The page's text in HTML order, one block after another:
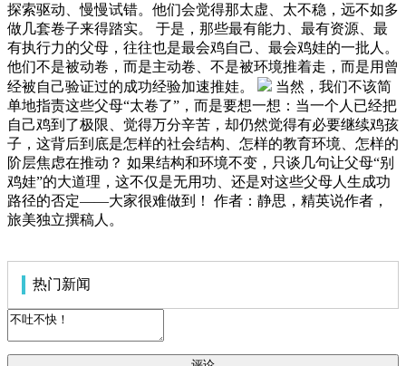
探索驱动、慢慢试错。他们会觉得那太虚、太不稳，远不如多
做几套卷子来得踏实。 于是，那些最有能力、最有资源、最
有执行力的父母，往往也是最会鸡自己、最会鸡娃的一批人。
他们不是被动卷，而是主动卷、不是被环境推着走，而是用曾
经被自己验证过的成功经验加速推娃。
当然，我们不该简
单地指责这些父母“太卷了”，而是要想一想：当一个人已经把
自己鸡到了极限、觉得万分辛苦，却仍然觉得有必要继续鸡孩
子，这背后到底是怎样的社会结构、怎样的教育环境、怎样的
阶层焦虑在推动？ 如果结构和环境不变，只谈几句让父母“别
鸡娃”的大道理，这不仅是无用功、还是对这些父母人生成功
路径的否定——大家很难做到！ 作者：静思，精英说作者，
旅美独立撰稿人。
热门新闻